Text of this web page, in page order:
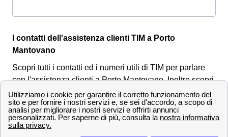
I contatti dell'assistenza clienti TIM a Porto
Mantovano
Scopri tutti i contatti ed i numeri utili di TIM per parlare
con l'assistenza clienti a Porto Mantovano. Inoltre scopri
i canali social di TIM Italia, e come effettuare una
disdetta del contratto TIM a Porto Mantovano o mandare
un reclamo.